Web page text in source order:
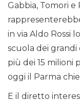
Gabbia, Tomori e
in via Aldo Rossi
scuola dei grandi
più dei 15 milioni
oggi il Parma
E il diretto